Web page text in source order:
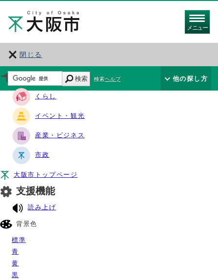
メニュー
閉じる
サイト・ナビ
くらし
イベント・観光
産業・ビジネス
市政
大阪市トップページ
支援機能
読み上げ
背景色
標準
青
黄
黒
検索 検索ヘルプ 他の探し方